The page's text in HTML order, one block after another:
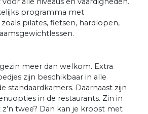
programma met
pilates, fietsen, hardlopen,
meer dan welkom. Extra
zijn beschikbaar in alle
standaardkamers. Daarnaast zijn
in de restaurants. Zin in
twee? Dan kan je kroost met